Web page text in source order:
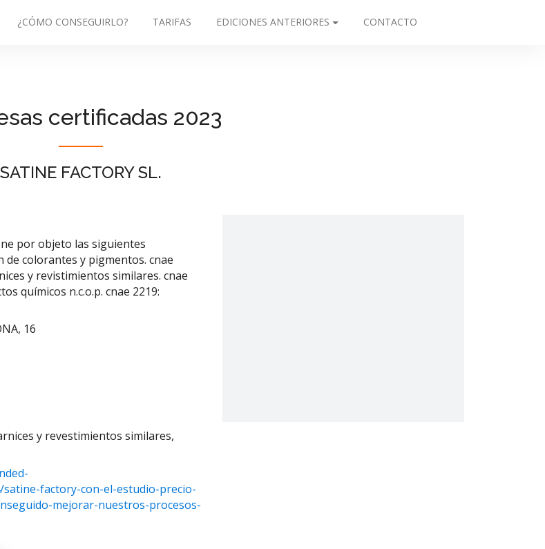
¿CÓMO CONSEGUIRLO? TARIFAS EDICIONES ANTERIORES CONTACTO
certificadas 2023
SATINE FACTORY SL.
por objeto las siguientes
de colorantes y pigmentos. cnae
y revistimientos similares. cnae
químicos n.c.o.p. cnae 2219:
16
y revestimientos similares,
factory-con-el-estudio-precio-
mejorar-nuestros-procesos-